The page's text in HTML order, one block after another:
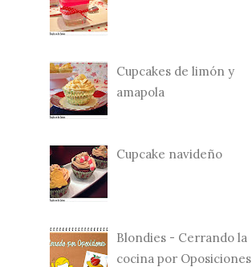
Cupcakes de limón y
amapola
Cupcake navideño
Blondies - Cerrando la
cocina por Oposiciones